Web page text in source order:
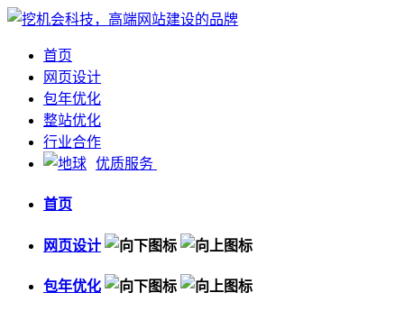
首页
网页设计
包年优化
整站优化
行业合作
优质服务
首页
网页设计
包年优化